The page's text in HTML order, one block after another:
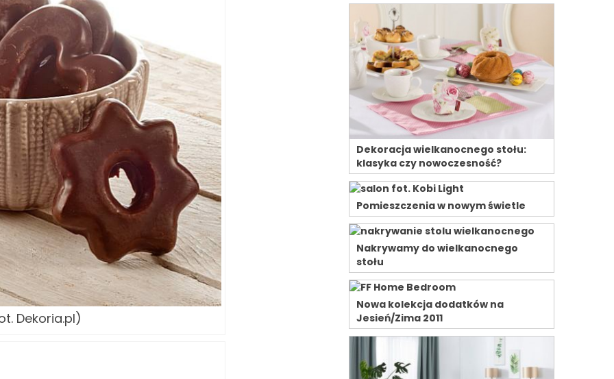
Dekoria.pl)
Dekoracja wielkanocnego stołu:
klasyka czy nowoczesność?
Pomieszczenia w nowym świetle
Nakrywamy do wielkanocnego
stołu
Nowa kolekcja dodatków na
Jesień/Zima 2011